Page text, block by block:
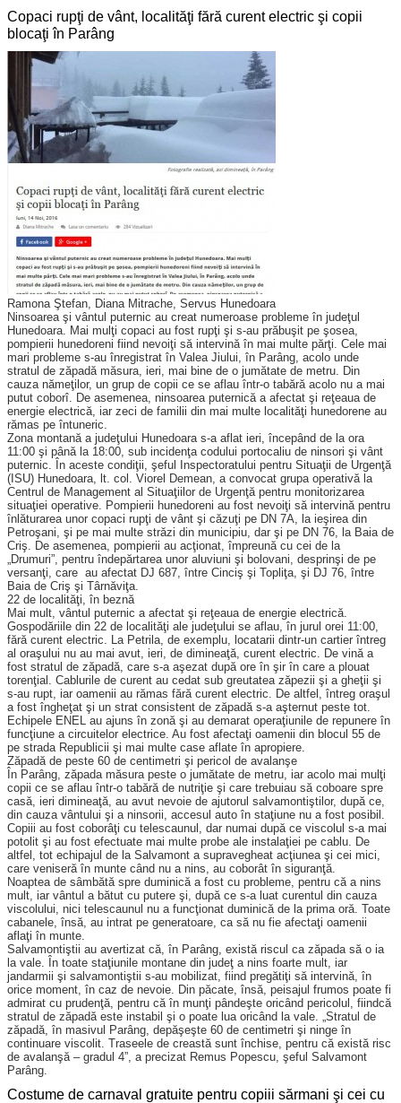
Copaci rupţi de vânt, localităţi fără curent electric şi copii
blocaţi în Parâng
Ramona Ştefan, Diana Mitrache, Servus Hunedoara
Ninsoarea şi vântul puternic au creat numeroase probleme în judeţul
Hunedoara. Mai mulţi copaci au fost rupţi şi s-au prăbuşit pe şosea,
pompierii hunedoreni fiind nevoiţi să intervină în mai multe părţi. Cele mai
mari probleme s-au înregistrat în Valea Jiului, în Parâng, acolo unde
stratul de zăpadă măsura, ieri, mai bine de o jumătate de metru. Din
cauza nămeţilor, un grup de copii ce se aflau într-o tabără acolo nu a mai
putut coborî. De asemenea, ninsoarea puternică a afectat şi reţeaua de
energie electrică, iar zeci de familii din mai multe localităţi hunedorene au
rămas pe întuneric.
Zona montană a judeţului Hunedoara s-a aflat ieri, începând de la ora
11:00 şi până la 18:00, sub incidenţa codului portocaliu de ninsori şi vânt
puternic. În aceste condiţii, şeful Inspectoratului pentru Situaţii de Urgenţă
(ISU) Hunedoara, lt. col. Viorel Demean, a convocat grupa operativă la
Centrul de Management al Situaţiilor de Urgenţă pentru monitorizarea
situaţiei operative. Pompierii hunedoreni au fost nevoiţi să intervină pentru
înlăturarea unor copaci rupţi de vânt şi căzuţi pe DN 7A, la ieşirea din
Petroşani, şi pe mai multe străzi din municipiu, dar şi pe DN 76, la Baia de
Criş. De asemenea, pompierii au acţionat, împreună cu cei de la
„Drumuri”, pentru îndepărtarea unor aluviuni şi bolovani, desprinşi de pe
versanţi, care au afectat DJ 687, între Cinciş şi Topliţa, şi DJ 76, între
Baia de Criş şi Târnăviţa.
22 de localităţi, în beznă
Mai mult, vântul puternic a afectat şi reţeaua de energie electrică.
Gospodăriile din 22 de localităţi ale judeţului se aflau, în jurul orei 11:00,
fără curent electric. La Petrila, de exemplu, locatarii dintr-un cartier întreg
al oraşului nu au mai avut, ieri, de dimineaţă, curent electric. De vină a
fost stratul de zăpadă, care s-a aşezat după ore în şir în care a plouat
torenţial. Cablurile de curent au cedat sub greutatea zăpezii şi a gheţii şi
s-au rupt, iar oamenii au rămas fără curent electric. De altfel, întreg oraşul
a fost îngheţat şi un strat consistent de zăpadă s-a aşternut peste tot.
Echipele ENEL au ajuns în zonă şi au demarat operaţiunile de repunere în
funcţiune a circuitelor electrice. Au fost afectaţi oamenii din blocul 55 de
pe strada Republicii şi mai multe case aflate în apropiere.
Zăpadă de peste 60 de centimetri şi pericol de avalanşe
În Parâng, zăpada măsura peste o jumătate de metru, iar acolo mai mulţi
copii ce se aflau într-o tabără de nutriţie şi care trebuiau să coboare spre
casă, ieri dimineaţă, au avut nevoie de ajutorul salvamontiştilor, după ce,
din cauza vântului şi a ninsorii, accesul auto în staţiune nu a fost posibil.
Copiii au fost coborâţi cu telescaunul, dar numai după ce viscolul s-a mai
potolit şi au fost efectuate mai multe probe ale instalaţiei pe cablu. De
altfel, tot echipajul de la Salvamont a supravegheat acţiunea şi cei mici,
care veniseră în munte când nu a nins, au coborât în siguranţă.
Noaptea de sâmbătă spre duminică a fost cu probleme, pentru că a nins
mult, iar vântul a bătut cu putere şi, după ce s-a luat curentul din cauza
viscolului, nici telescaunul nu a funcţionat duminică de la prima oră. Toate
cabanele, însă, au intrat pe generatoare, ca să nu fie afectaţi oamenii
aflaţi în munte.
Salvamontiştii au avertizat că, în Parâng, există riscul ca zăpada să o ia
la vale. În toate staţiunile montane din judeţ a nins foarte mult, iar
jandarmii şi salvamontiştii s-au mobilizat, fiind pregătiţi să intervină, în
orice moment, în caz de nevoie. Din păcate, însă, peisajul frumos poate fi
admirat cu prudenţă, pentru că în munţi pândeşte oricând pericolul, fiindcă
stratul de zăpadă este instabil şi o poate lua oricând la vale. „Stratul de
zăpadă, în masivul Parâng, depăşeşte 60 de centimetri şi ninge în
continuare viscolit. Traseele de creastă sunt închise, pentru că există risc
de avalanşă – gradul 4”, a precizat Remus Popescu, şeful Salvamont
Parâng.
Costume de carnaval gratuite pentru copiii sărmani şi cei cu